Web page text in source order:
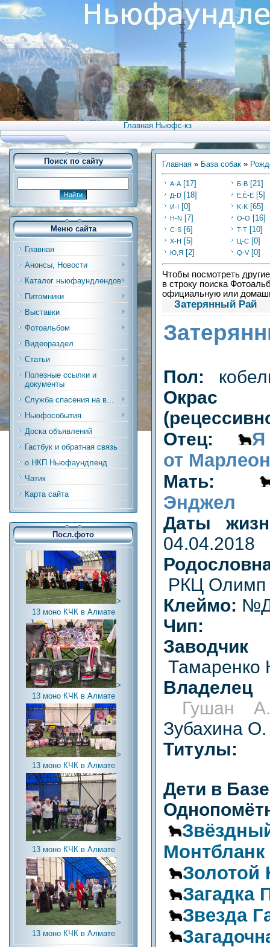
Главная Ньюфс-кз
Поиск по сайту
Меню сайта
Главная
Анонсы, Новости
Каталог ньюфаундлендов
Питомники
Выставки
Фотоальбом
Видеораздел
Статьи
Полезные ссылки и
документы
Служба спасения на в...
Ньюфособытия
Доска объявлений
Гастбук и обратная связь
о НКП Ньюфаундленд
Чатик
Карта сайта
Посл.фото
>
13 моно КЧК в Алмате
>
13 моно КЧК в Алмате
>
13 моно КЧК в Алмате
>
13 моно КЧК в Алмате
>
13 моно КЧК в Алмате
Главная » База собак »
А-А [17] Б-В [21]
Д-D [18] Е,Ё-Е [5]
И-I [0] K-K [65]
Н-N [7] O-O [16]
C-S [6] T-T [10]
Х-H [5] Ц-C [0]
Ю,Я [2] Q-V [0]
Чтобы посмотреть
в строку поиска
официальную или
Затерянный Рай
Пол:
Окрас
Отец:
Я
от
Мать:
Энджел
Даты
04.04.2018
РКЦ Олимп
Клеймо:
Чип:
Заводчик
Тамаренко
Владелец
Гушан
Зубахина
Титулы:
Дети в
Монтбланк
Золотой
Загадка
Звезда